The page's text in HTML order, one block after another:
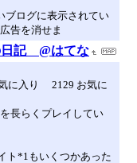
ブログに表示されてい
告を消せま
記 @はてな
に入り 2129 お気に
長らくプレイしてい
ト*1もいくつかあった